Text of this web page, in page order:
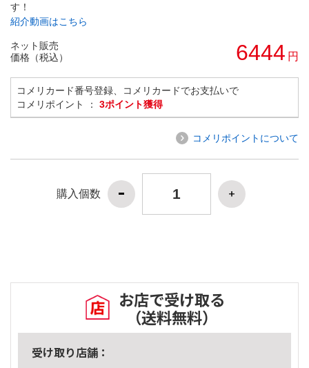
す！
紹介動画はこちら
ネット販売
価格（税込）
6444 円
コメリカード番号登録、コメリカードでお支払いで
コメリポイント ： 3ポイント獲得
コメリポイントについて
購入個数
お店で受け取る
（送料無料）
受け取り店舗：